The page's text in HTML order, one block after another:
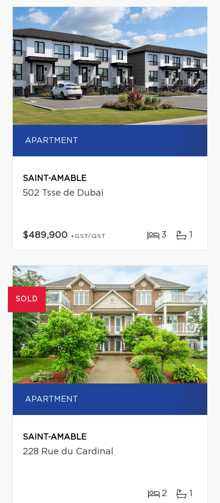
APARTMENT
SAINT-AMABLE
502 Tsse de Dubaï
$489,900 +GST/QST 3 1
SOLD
APARTMENT
SAINT-AMABLE
228 Rue du Cardinal
2 1